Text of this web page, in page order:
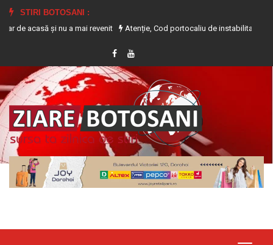
STIRI BOTOSANI :
și nu a mai revenit
Atenție, Cod portocaliu de instabilitate atmosferică